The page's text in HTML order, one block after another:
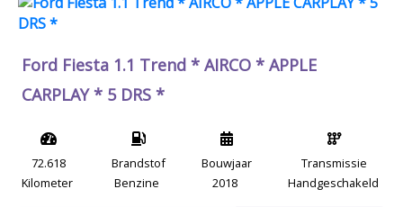
Ford Fiesta 1.1 Trend * AIRCO * APPLE
CARPLAY * 5 DRS *
72.618
Kilometer
Brandstof
Benzine
Bouwjaar
2018
Transmissie
Handgeschakeld